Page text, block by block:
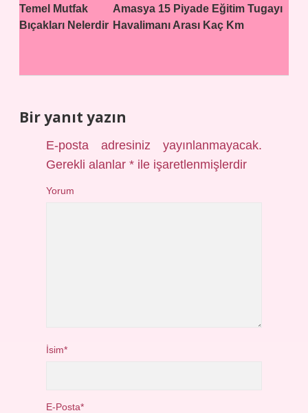
Temel Mutfak
Bıçakları Nelerdir
Amasya 15 Piyade Eğitim Tugayı
Havalimanı Arası Kaç Km
Bir yanıt yazın
E-posta adresiniz yayınlanmayacak.
Gerekli alanlar* ile işaretlenmişlerdir
Yorum
İsim*
E-Posta*